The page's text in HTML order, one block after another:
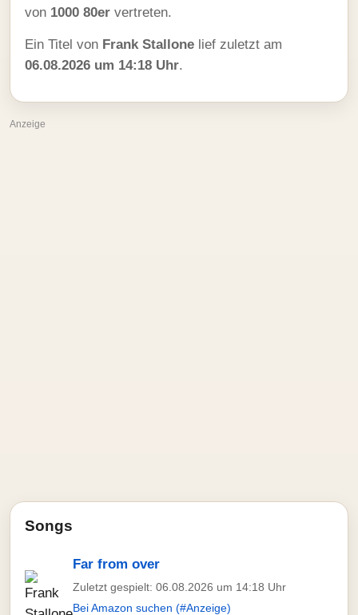
von 1000 80er vertreten.
Ein Titel von Frank Stallone lief zuletzt am
06.08.2026 um 14:18 Uhr.
Anzeige
Songs
Far from over
Zuletzt gespielt: 06.08.2026 um 14:18 Uhr
Bei Amazon suchen (#Anzeige)